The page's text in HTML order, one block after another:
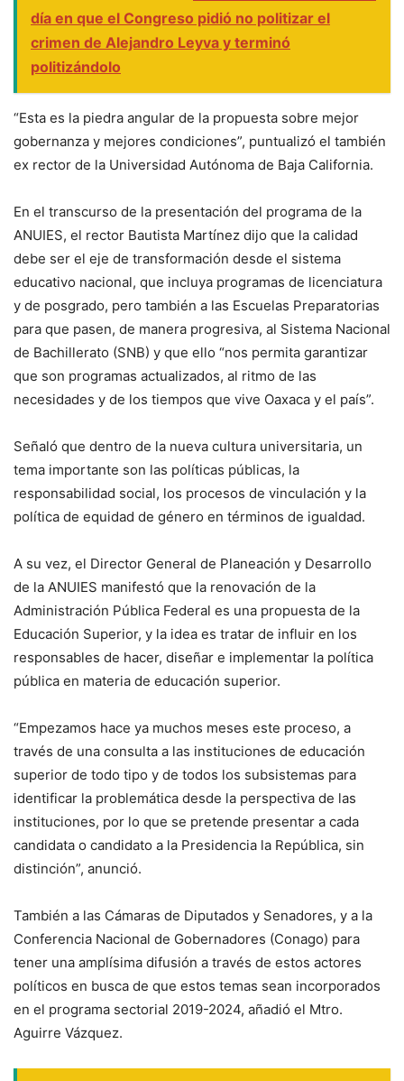
día en que el Congreso pidió no politizar el
crimen de Alejandro Leyva y terminó
politizándolo
“Esta es la piedra angular de la propuesta sobre mejor
gobernanza y mejores condiciones”, puntualizó el también
ex rector de la Universidad Autónoma de Baja California.
En el transcurso de la presentación del programa de la
ANUIES, el rector Bautista Martínez dijo que la calidad
debe ser el eje de transformación desde el sistema
educativo nacional, que incluya programas de licenciatura
y de posgrado, pero también a las Escuelas Preparatorias
para que pasen, de manera progresiva, al Sistema Nacional
de Bachillerato (SNB) y que ello “nos permita garantizar
que son programas actualizados, al ritmo de las
necesidades y de los tiempos que vive Oaxaca y el país”.
Señaló que dentro de la nueva cultura universitaria, un
tema importante son las políticas públicas, la
responsabilidad social, los procesos de vinculación y la
política de equidad de género en términos de igualdad.
A su vez, el Director General de Planeación y Desarrollo
de la ANUIES manifestó que la renovación de la
Administración Pública Federal es una propuesta de la
Educación Superior, y la idea es tratar de influir en los
responsables de hacer, diseñar e implementar la política
pública en materia de educación superior.
“Empezamos hace ya muchos meses este proceso, a
través de una consulta a las instituciones de educación
superior de todo tipo y de todos los subsistemas para
identificar la problemática desde la perspectiva de las
instituciones, por lo que se pretende presentar a cada
candidata o candidato a la Presidencia la República, sin
distinción”, anunció.
También a las Cámaras de Diputados y Senadores, y a la
Conferencia Nacional de Gobernadores (Conago) para
tener una amplísima difusión a través de estos actores
políticos en busca de que estos temas sean incorporados
en el programa sectorial 2019-2024, añadió el Mtro.
Aguirre Vázquez.